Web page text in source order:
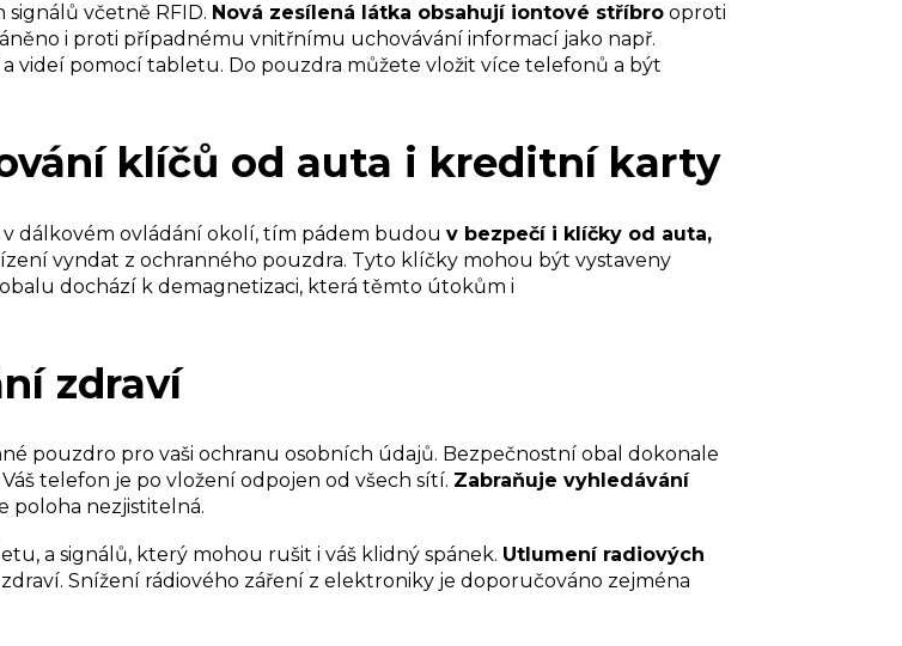
včetně RFID. Nová zesílená látka obsahují iontové stříbro oproti
i proti případnému vnitřnímu uchovávání informací jako např.
videí pomocí tabletu. Do pouzdra můžete vložit více telefonů a být
klíčů od auta i kreditní karty
dálkovém ovládání okolí, tím pádem budou v bezpečí i klíčky od auta,
vyndat z ochranného pouzdra. Tyto klíčky mohou být vystaveny
dochází k demagnetizaci, která těmto útokům i
zdraví
pouzdro pro vaši ochranu osobních údajů. Bezpečnostní obal dokonale
telefon je po vložení odpojen od všech sítí. Zabraňuje vyhledávání
poloha nezjistitelná.
a signálů, který mohou rušit i váš klidný spánek. Utlumení radiových
Snížení rádiového záření z elektroniky je doporučováno zejména